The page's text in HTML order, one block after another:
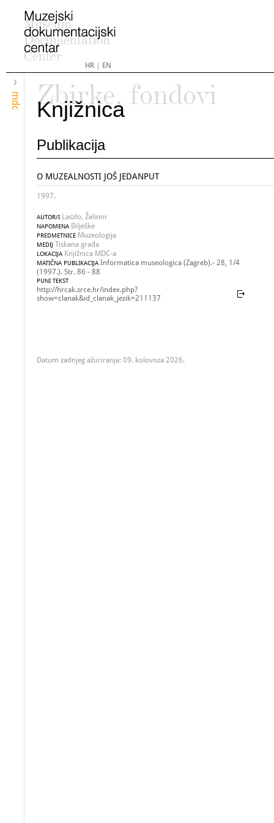
HR| EN
mdc
Zbirke, fondovi
Knjižnica
Publikacija
O MUZEALNOSTI JOŠ JEDANPUT
1997.
AUTOR/I Laszlo, Želimir
NAPOMENA Bilješke
PREDMETNICE Muzeologija
MEDIJ Tiskana građa
LOKACIJA Knjižnica MDC-a
MATIČNA PUBLIKACIJA Informatica museologica (Zagreb).- 28, 1/4
(1997.). Str. 86 - 88
PUNI TEKST
http://hrcak.srce.hr/index.php?
show=clanak&id_clanak_jezik=211137
Datum zadnjeg ažuriranja: 09. kolovoza 2026.